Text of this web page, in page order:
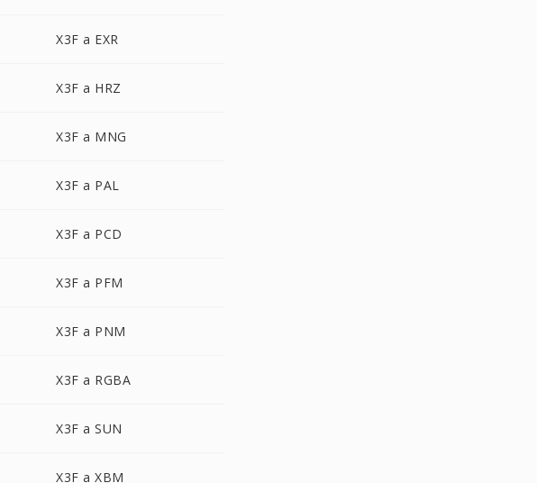
X3F a EXR
X3F a HRZ
X3F a MNG
X3F a PAL
X3F a PCD
X3F a PFM
X3F a PNM
X3F a RGBA
X3F a SUN
X3F a XBM